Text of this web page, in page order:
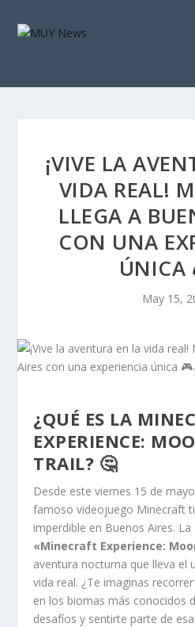
¡VIVE LA
VIDA REAL!
LLEGA A
CON UNA
ÚNICA
May 15,
¿QUÉ ES LA
EXPERIENCE:
TRAIL? 🤔
Desde este viernes 15 de
famoso videojuego Minecraft
imperdible en Buenos Aires.
«Minecraft Experience:
aventura nocturna que lleva el
vida real. ¿Te imaginas
en los biomas más conocidos
desafíos y sentirte parte de